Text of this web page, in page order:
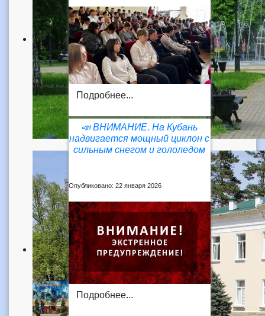
Подробнее...
📣 ВНИМАНИЕ. На Кубань
надвигается мощный циклон с
сильным снегом и гололедом
Опубликовано: 22 января 2026
Подробнее...